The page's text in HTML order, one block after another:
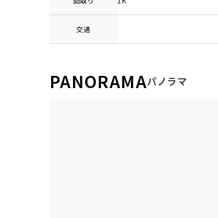
交通
PANORAMAパノラマ